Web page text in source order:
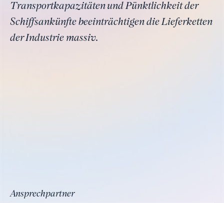
Transportkapazitäten und Pünktlichkeit der
Schiffsankünfte beeinträchtigen die Lieferketten
der Industrie massiv.
Ansprechpartner